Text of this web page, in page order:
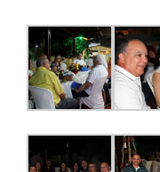
JURÍDICO
CLUBE
CONTATO